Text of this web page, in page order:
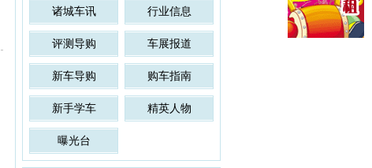
诸城车讯 行业信息
评测导购 车展报道
新车导购 购车指南
新手学车 精英人物
曝光台